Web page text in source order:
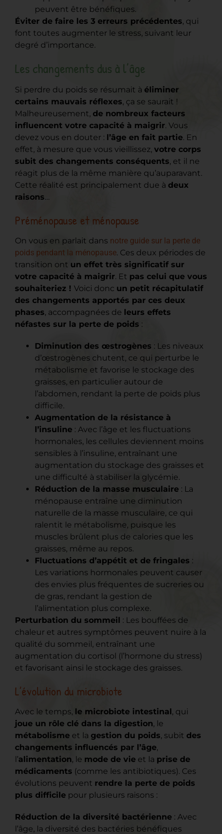
peuvent être bénéfiques.
Éviter de faire les 3 erreurs précédentes, qui
font toutes augmenter le stress, suivant leur
degré d’importance.
Les changements dus à l’âge
Si perdre du poids se résumait à éliminer
certains mauvais réflexes, ça se saurait !
Malheureusement, de nombreux facteurs
influencent votre capacité à maigrir. Vous
devez vous en douter : l’âge en fait partie. En
effet, à mesure que vous vieillissez, votre corps
subit des changements conséquents, et il ne
réagit plus de la même manière qu’auparavant.
Cette réalité est principalement due à deux
raisons…
Préménopause et ménopause
On vous en parlait dans notre guide sur la perte de
poids pendant la ménopause. Ces deux périodes de
transition ont un effet très significatif sur
votre capacité à maigrir. Et pas celui que vous
souhaiteriez ! Voici donc un petit récapitulatif
des changements apportés par ces deux
phases, accompagnées de leurs effets
néfastes sur la perte de poids :
Diminution des œstrogènes : Les niveaux
d’œstrogènes chutent, ce qui perturbe le
métabolisme et favorise le stockage des
graisses, en particulier autour de
l’abdomen, rendant la perte de poids plus
difficile.
Augmentation de la résistance à
l’insuline : Avec l’âge et les fluctuations
hormonales, les cellules deviennent moins
sensibles à l’insuline, entraînant une
augmentation du stockage des graisses et
une difficulté à stabiliser la glycémie.
Réduction de la masse musculaire : La
ménopause entraîne une diminution
naturelle de la masse musculaire, ce qui
ralentit le métabolisme, puisque les
muscles brûlent plus de calories que les
graisses, même au repos.
Fluctuations d’appétit et de fringales :
Les variations hormonales peuvent causer
des envies plus fréquentes de sucreries ou
de gras, rendant la gestion de
l’alimentation plus complexe.
Perturbation du sommeil : Les bouffées de
chaleur et autres symptômes peuvent nuire à la
qualité du sommeil, entraînant une
augmentation du cortisol (l’hormone du stress)
et favorisant ainsi le stockage des graisses.
L’évolution du microbiote
Avec le temps, le microbiote intestinal, qui
joue un rôle clé dans la digestion, le
métabolisme et la gestion du poids, subit des
changements influencés par l’âge,
l’alimentation, le mode de vie et la prise de
médicaments (comme les antibiotiques). Ces
évolutions peuvent rendre la perte de poids
plus difficile pour plusieurs raisons :
Réduction de la diversité bactérienne : Avec
l’âge, la diversité des bactéries bénéfiques